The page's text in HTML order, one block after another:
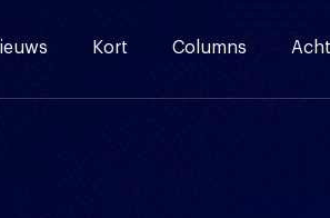
Kort Columns